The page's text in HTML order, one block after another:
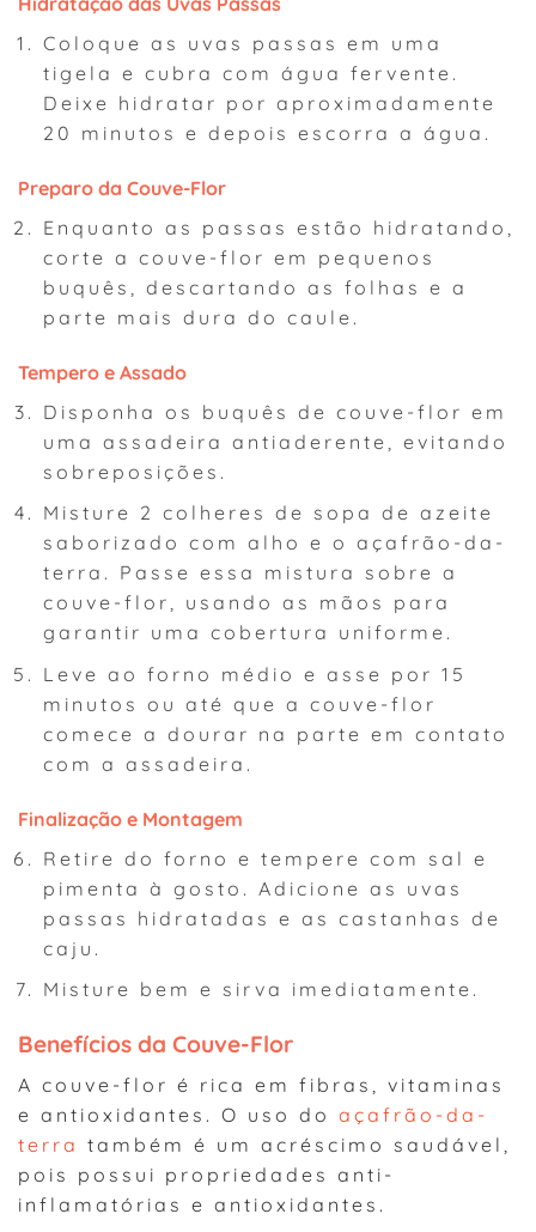
Coloque as uvas passas em uma
tigela e cubra com água fervente.
Deixe hidratar por aproximadamente
20 minutos e depois escorra a água.
Preparo da Couve-Flor
Enquanto as passas estão hidratando,
corte a couve-flor em pequenos
buquês, descartando as folhas e a
parte mais dura do caule.
Tempero e Assado
Disponha os buquês de couve-flor em
uma assadeira antiaderente, evitando
sobreposições.
Misture 2 colheres de sopa de azeite
saborizado com alho e o açafrão-da-
terra. Passe essa mistura sobre a
couve-flor, usando as mãos para
garantir uma cobertura uniforme.
Leve ao forno médio e asse por 15
minutos ou até que a couve-flor
comece a dourar na parte em contato
com a assadeira.
Finalização e Montagem
Retire do forno e tempere com sal e
pimenta à gosto. Adicione as uvas
passas hidratadas e as castanhas de
caju.
Misture bem e sirva imediatamente.
Benefícios da Couve-Flor
A couve-flor é rica em fibras, vitaminas
e antioxidantes. O uso do açafrão-da-
terra também é um acréscimo saudável,
pois possui propriedades anti-
inflamatórias e antioxidantes.